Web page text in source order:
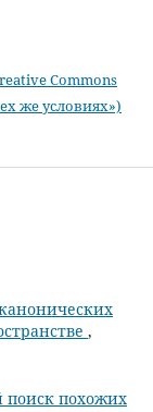
Commons
же условиях»)
,
поиск похожих